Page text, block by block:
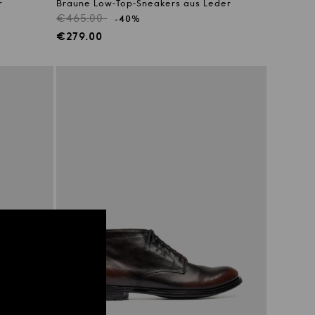
Braune Low-Top-Sneakers aus Leder
Regulärer
Preis
€465.00 -40%
Verkaufspreis
€279.00